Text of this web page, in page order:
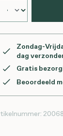
Zondag-
dag
Gratis
Beoordeeld